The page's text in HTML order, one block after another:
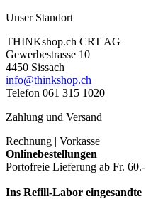
Unser Standort
THINKshop.ch CRT AG
Gewerbestrasse 10
4450 Sissach
info@thinkshop.ch
Telefon 061 315 1020
Zahlung und Versand
Rechnung | Vorkasse
Onlinebestellungen
Portofreie Lieferung ab Fr. 60.-
Ins Refill-Labor eingesandte